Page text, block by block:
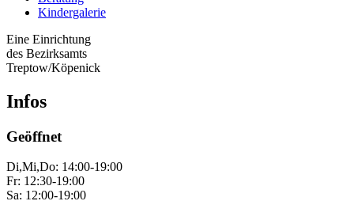
Kindergalerie
Eine Einrichtung
des Bezirksamts
Treptow/Köpenick
Infos
Geöffnet
Di,Mi,Do: 14:00-19:00
Fr: 12:30-19:00
Sa: 12:00-19:00